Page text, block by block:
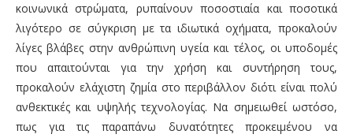
κοινωνικά στρώματα, ρυπαίνουν ποσοστιαία και ποσοτικά
λιγότερο σε σύγκριση με τα ιδιωτικά οχήματα, προκαλούν
λίγες βλάβες στην ανθρώπινη υγεία και τέλος, οι υποδομές
που απαιτούνται για την χρήση και συντήρηση τους,
προκαλούν ελάχιστη ζημία στο περιβάλλον διότι είναι πολύ
ανθεκτικές και υψηλής τεχνολογίας. Να σημειωθεί ωστόσο,
πως για τις παραπάνω δυνατότητες προκειμένου να